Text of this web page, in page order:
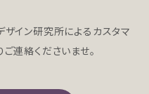
ザイン研究所によるカスタマ
ご連絡くださいませ。